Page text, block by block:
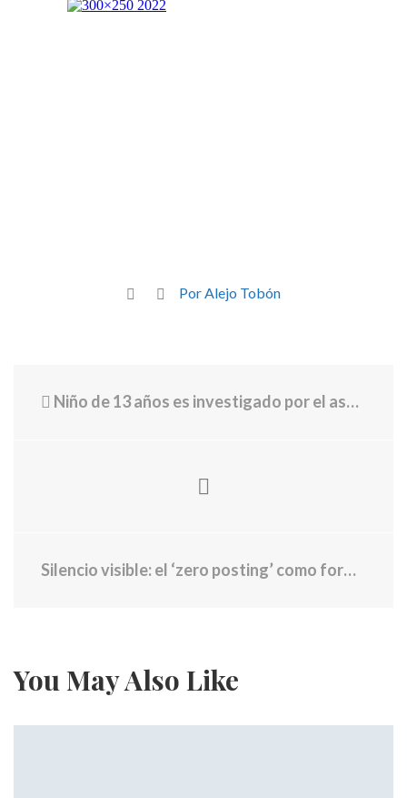
Por Alejo Tobón
Niño de 13 años es investigado por el asesinato de un colombiano en España: “Pues lo mató, ¡Bravo!”
Silencio visible: el ‘zero posting’ como forma de autocuidado digital
You May Also Like